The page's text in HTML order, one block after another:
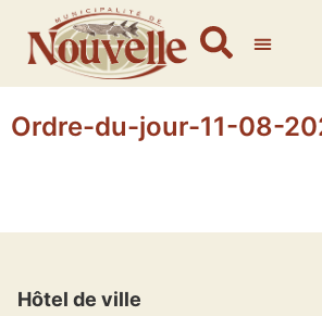
Ordre-du-jour-11-08-
Hôtel de ville